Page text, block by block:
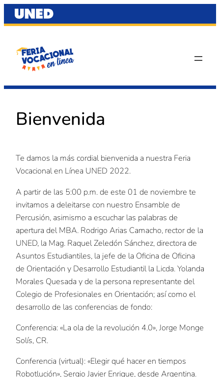
Saltar
al
Bienvenida
Te damos la más cordial bienvenida a nuestra Feria
Vocacional en Línea UNED 2022.
A partir de las 5:00 p.m. de este 01 de noviembre te
invitamos a deleitarse con nuestro Ensamble de
Percusión, asimismo a escuchar las palabras de
apertura del MBA. Rodrigo Arias Camacho, rector de la
UNED, la Mag. Raquel Zeledón Sánchez, directora de
Asuntos Estudiantiles, la jefe de la Oficina de Oficina
de Orientación y Desarrollo Estudiantil la Licda. Yolanda
Morales Quesada y de la persona representante del
Colegio de Profesionales en Orientación; así como el
desarrollo de las conferencias de fondo:
Conferencia: «La ola de la revolución 4.0», Jorge Monge
Solís, CR.
Conferencia (virtual): «Elegir qué hacer en tiempos
Robotlución», Sergio Javier Enrique, desde Argentina.